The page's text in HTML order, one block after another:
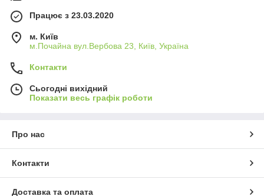
Працює з 23.03.2020
м. Київ
м.Почайна вул.Вербова 23, Київ, Україна
Контакти
Сьогодні вихідний
Показати весь графік роботи
Про нас
Контакти
Доставка та оплата